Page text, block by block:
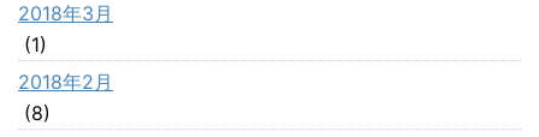
2018年3月
(1)
2018年2月
(8)